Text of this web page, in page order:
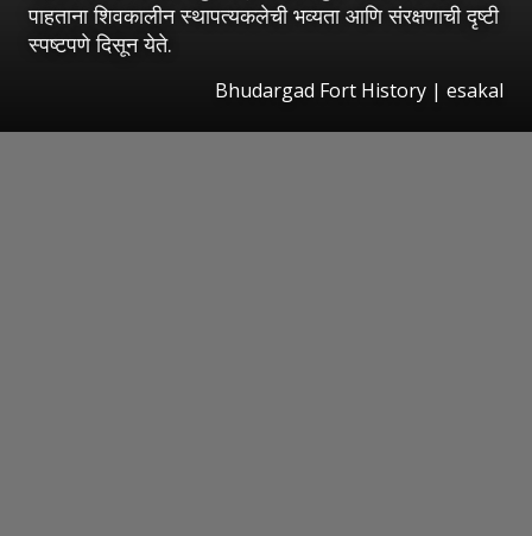
पाहताना शिवकालीन स्थापत्यकलेची भव्यता आणि संरक्षणाची दृष्टी
स्पष्टपणे दिसून येते.
Bhudargad Fort History | esakal